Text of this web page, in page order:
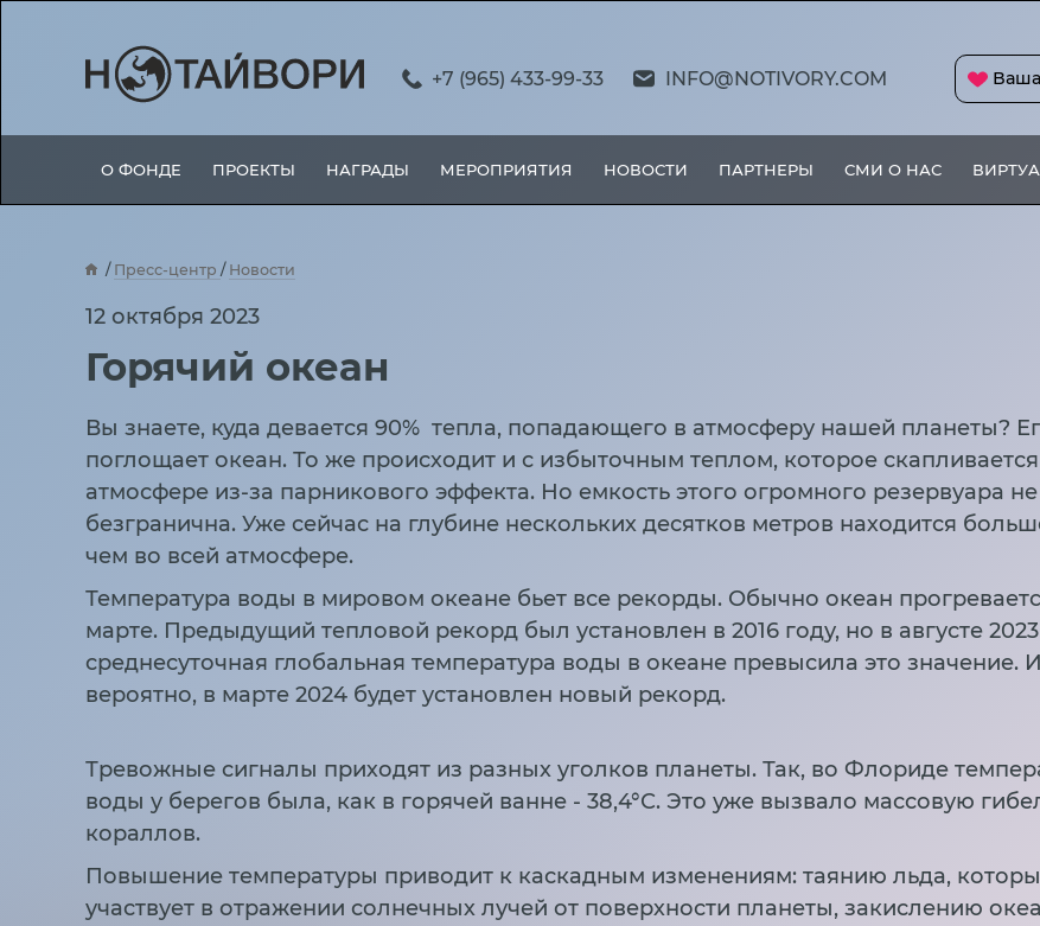
+7 (965) 433-99-33 INFO@NOTIVORY.COM Ваша
О ФОНДЕ ПРОЕКТЫ НАГРАДЫ МЕРОПРИЯТИЯ НОВОСТИ ПАРТНЕРЫ СМИ О НАС
Пресс-центр
Новости
Горячий океан
12 октября 2023
Горячий океан
Вы знаете, куда девается 90% тепла, попадающего в атмосферу нашей планеты?
поглощает океан. То же происходит и с избыточным теплом, которое
атмосфере из-за парникового эффекта. Но емкость этого огромного резервуара не
безгранична. Уже сейчас на глубине нескольких десятков метров находится
чем во всей атмосфере.
Температура воды в мировом океане бьет все рекорды. Обычно океан
марте. Предыдущий тепловой рекорд был установлен в 2016 году, но в августе 2023
среднесуточная глобальная температура воды в океане превысила это значение. И
вероятно, в марте 2024 будет установлен новый рекорд.
Тревожные сигналы приходят из разных уголков планеты. Так, во Флориде
воды у берегов была, как в горячей ванне - 38,4°С. Это уже вызвало массовую
кораллов.
Повышение температуры приводит к каскадным изменениям: таянию льда,
участвует в отражении солнечных лучей от поверхности планеты, закислению